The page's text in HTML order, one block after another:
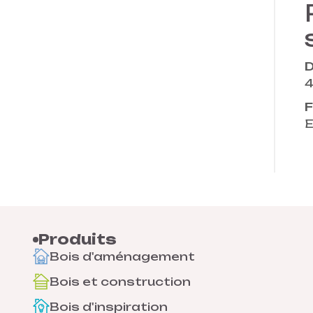
Produits
Bois d'aménagement
Bois et construction
Bois d'inspiration